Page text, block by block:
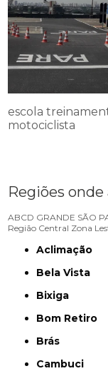
escola
motociclista
Regiões onde
ABCD GRANDE SÃO
Região Central Zona
Aclimação
Bela Vista
Bixiga
Bom Retiro
Brás
Cambuci